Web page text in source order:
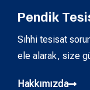
Pendik
Sıhhi tesisat
ele alarak, size
Hakkımızda